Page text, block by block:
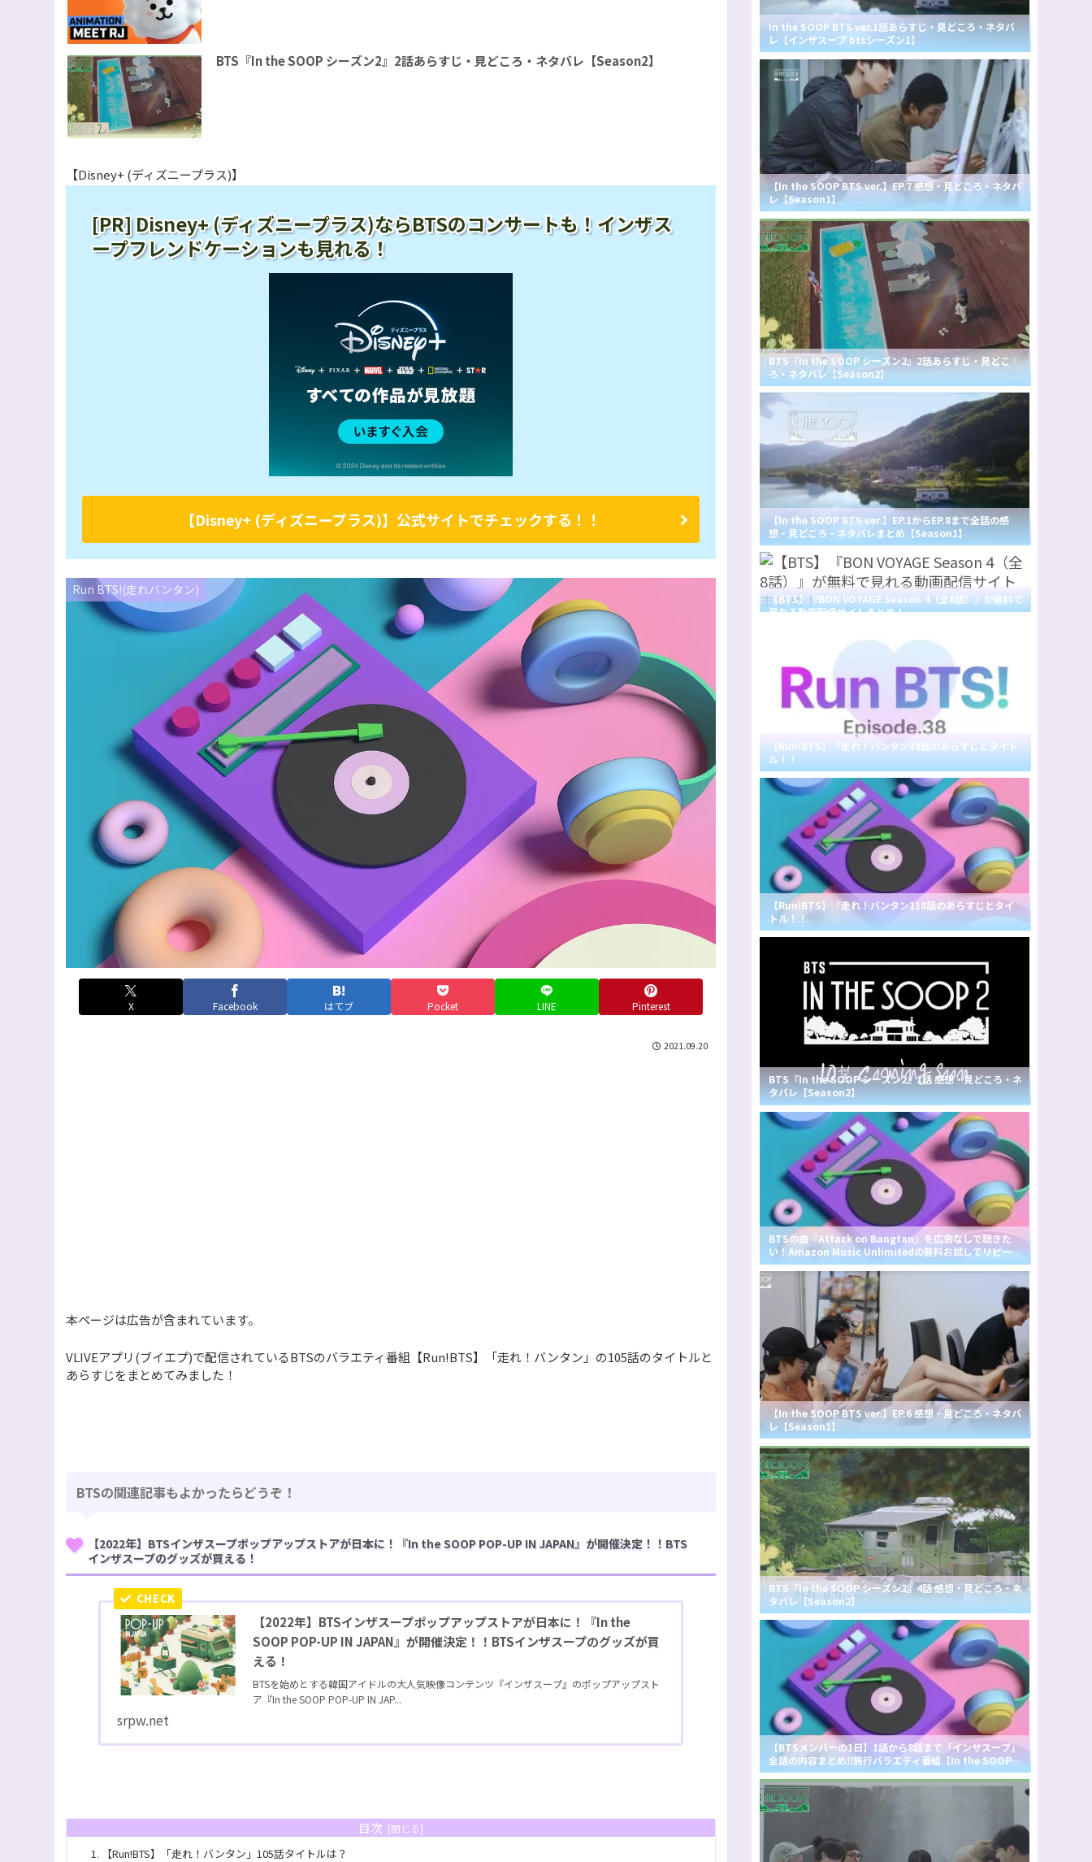
BTS『In the SOOP シーズン2』2話あらすじ・見どころ・ネタバレ【Season2】
【Disney+ (ディズニープラス)】
[PR] Disney+ (ディズニープラス)ならBTSのコンサートも！インザス
ープフレンドケーションも見れる！
【Disney+ (ディズニープラス)】公式サイトでチェックする！！
Run BTS!(走れバンタン)
X Facebook はてブ Pocket LINE Pinterest
2021.09.20
本ページは広告が含まれています。
VLIVEアプリ(ブイエプ)で配信されているBTSのバラエティ番組【Run!BTS】「走れ！バンタン」の105話のタイトルと
あらすじをまとめてみました！
BTSの関連記事もよかったらどうぞ！
【2022年】BTSインザスープポップアップストアが日本に！『In the SOOP POP-UP IN JAPAN』が開催決定！！BTS
インザスープのグッズが買える！
【2022年】BTSインザスープポップアップストアが日本に！『In the
SOOP POP-UP IN JAPAN』が開催決定！！BTSインザスープのグッズが買
える！
BTSを始めとする韓国アイドルの大人気映像コンテンツ『インザスープ』のポップアップスト
ア『In the SOOP POP-UP IN JAP...
srpw.net
目次
【Run!BTS】「走れ！バンタン」105話タイトルは？
In the SOOP BTS ver.1話あらすじ・見どころ・ネタバ
レ【インザスープ btsシーズン1】
【In the SOOP BTS ver.】EP.7 感想・見どころ・ネタバ
レ【Season1】
BTS『In the SOOP シーズン2』2話あらすじ・見どこ
ろ・ネタバレ【Season2】
【In the SOOP BTS ver.】EP.1からEP.8まで全話の感
想・見どころ・ネタバレまとめ【Season1】
【BTS】『BON VOYAGE Season 4（全8話）』が無料で
見れる動画配信サイトまとめ！
【Run!BTS】「走れ！バンタン38話のあらすじとタイト
ル！！
【Run!BTS】「走れ！バンタン118話のあらすじとタイ
トル！！
BTS『In the SOOP シーズン2』1話 感想・見どころ・ネ
タバレ【Season2】
BTSの曲『Attack on Bangtan』を広告なしで聴きた
い！Amazon Music Unlimitedの無料お試しでリピート
して聴ける？
【In the SOOP BTS ver.】EP.6 感想・見どころ・ネタバ
レ【Season1】
BTS『In the SOOP シーズン2』4話 感想・見どころ・ネ
タバレ【Season2】
【BTSメンバーの1日】1話から8話まで「インザスープ」
全話の内容まとめ‼旅行バラエティ番組【In the SOOP B
TS ver.】